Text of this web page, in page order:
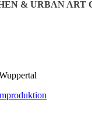
& URBAN ART